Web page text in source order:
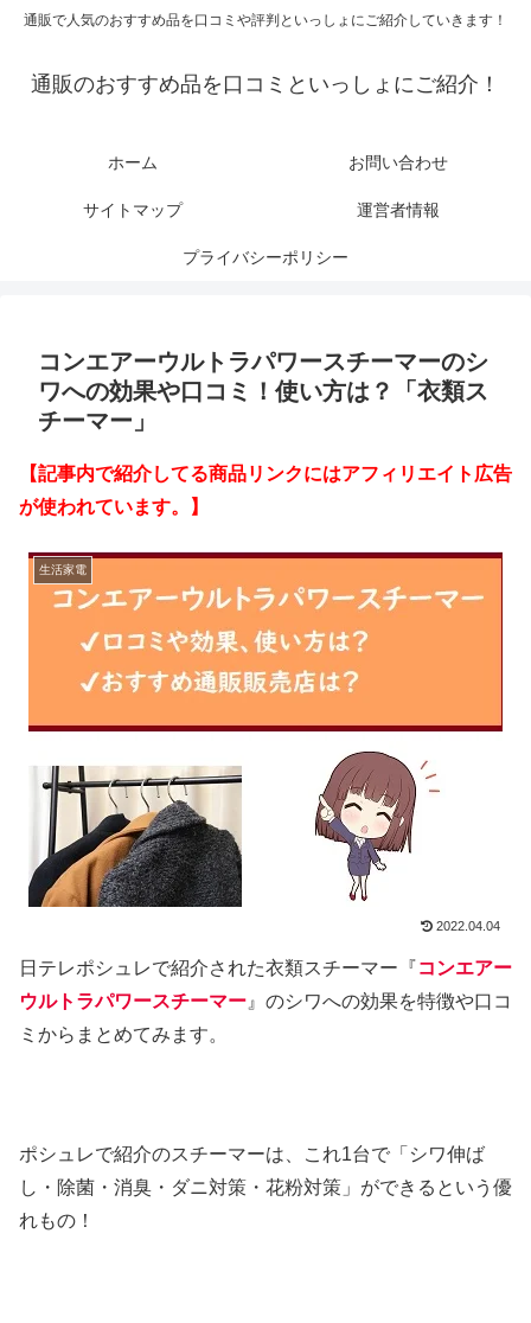
通販で人気のおすすめ品を口コミや評判といっしょにご紹介していきます！
通販のおすすめ品を口コミといっしょにご紹介！
ホーム お問い合わせ
サイトマップ 運営者情報
プライバシーポリシー
コンエアーウルトラパワースチーマーのシ
ワへの効果や口コミ！使い方は？「衣類ス
チーマー」
【記事内で紹介してる商品リンクにはアフィリエイト広告
が使われています。】
生活家電
2022.04.04
日テレポシュレで紹介された衣類スチーマー『コンエアー
ウルトラパワースチーマー 』のシワへの効果を特徴や口コ
ミからまとめてみます。
ポシュレで紹介のスチーマーは、これ1台で「シワ伸ば
し・除菌・消臭・ダニ対策・花粉対策」ができるという優
れもの！